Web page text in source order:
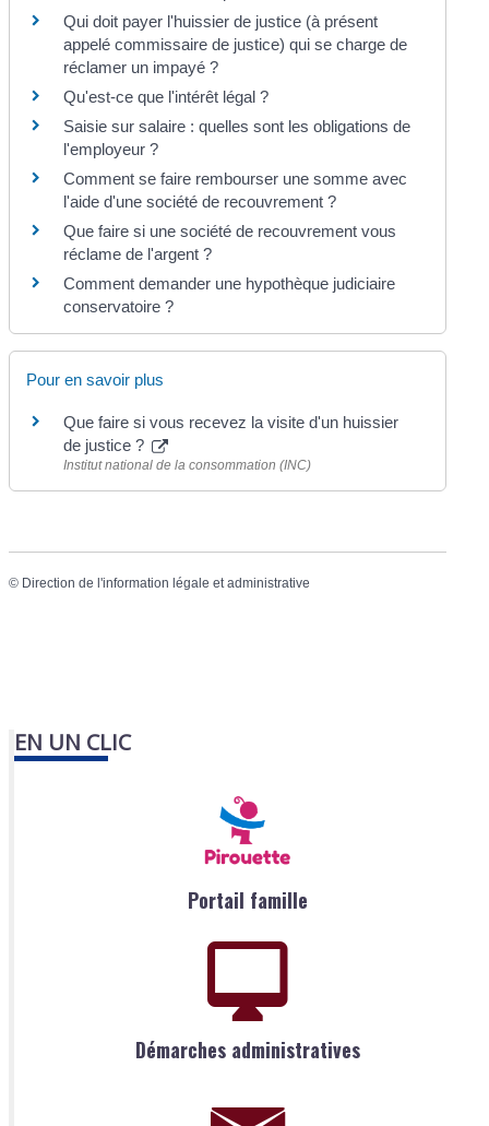
Qui doit payer l'huissier de justice (à présent
appelé commissaire de justice) qui se charge de
réclamer un impayé ?
Qu'est-ce que l'intérêt légal ?
Saisie sur salaire : quelles sont les obligations de
l'employeur ?
Comment se faire rembourser une somme avec
l'aide d'une société de recouvrement ?
Que faire si une société de recouvrement vous
réclame de l'argent ?
Comment demander une hypothèque judiciaire
conservatoire ?
Pour en savoir plus
Que faire si vous recevez la visite d'un huissier
de justice ?
Institut national de la consommation (INC)
© Direction de l'information légale et administrative
EN UN CLIC
Portail famille
Démarches administratives